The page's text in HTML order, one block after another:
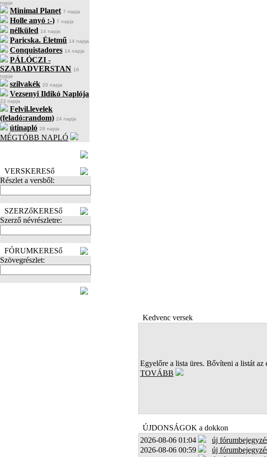
napja
Minimal Planet 7 napja
Holle anyó :-) 7 napja
nélküled 14 napja
Paricska. Életmű 14 napja
Conquistadores 14 napja
PÁLÓCZI -
SZABADVERSTAN 16
napja
szilvakék 20 napja
Vezsenyi Ildikó Naplója
23 napja
Felvil.levelek
(feladó:random) 24 napja
útinapló 28 napja
MÉGTÖBB NAPLÓ
VERSKERESő
Részlet a versből:
SZERZőKERESő
Szerző névrészletre:
FÓRUMKERESő
Szövegrészlet:
Kedvenc versek
Egyelőre a lista üres. Bővíteni a listát az
TOVÁBB
ÚJDONSÁGOK a dokkon
2026-08-06 01:04
új
2026-08-06 00:59
új